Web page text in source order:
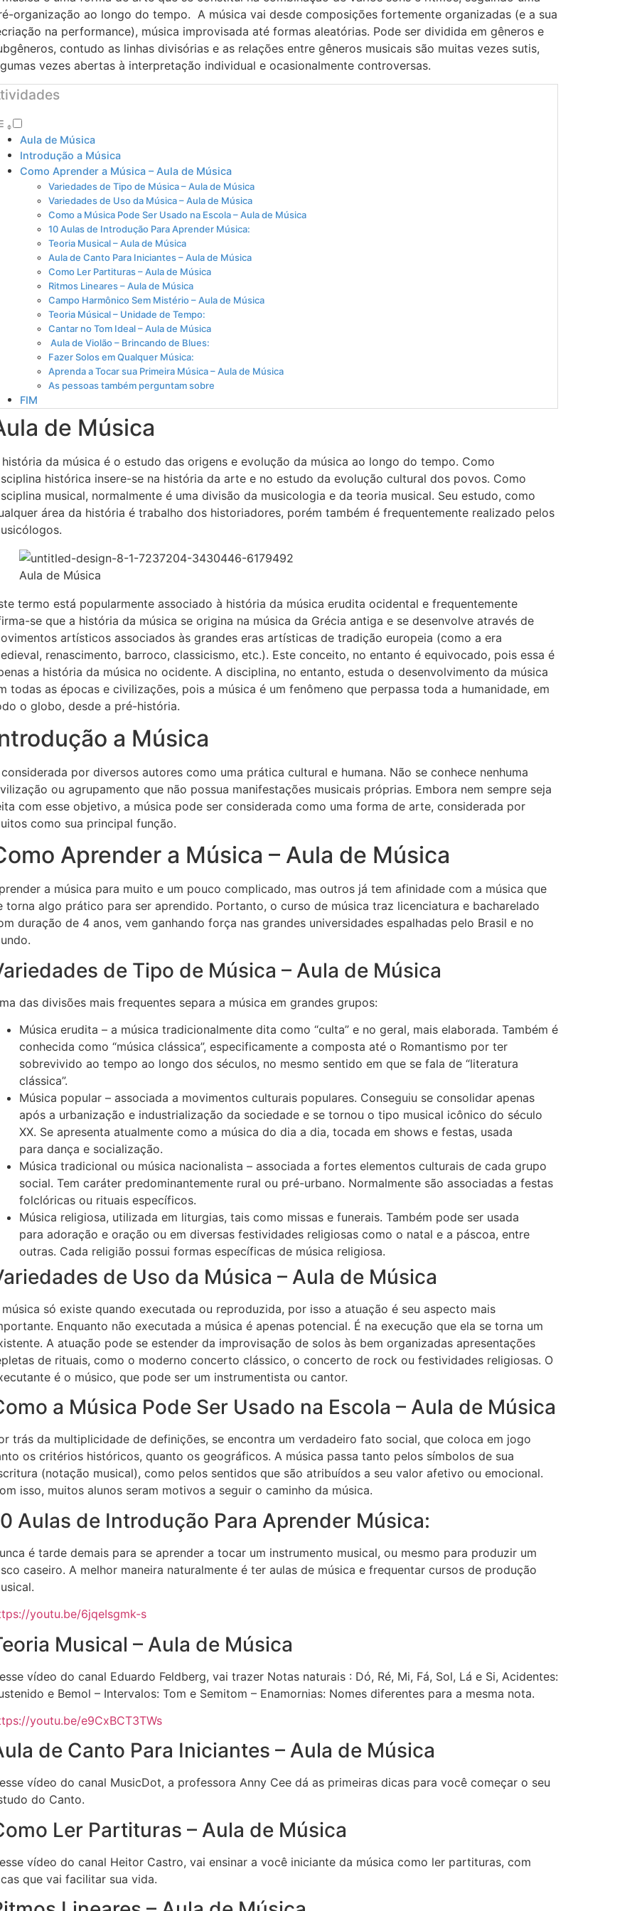
organização ao longo do tempo. A música vai desde composições fortemente organizadas (e a sua
na performance), música improvisada até formas aleatórias. Pode ser dividida em gêneros e
contudo as linhas divisórias e as relações entre gêneros musicais são muitas vezes sutis,
vezes abertas à interpretação individual e ocasionalmente controversas.
Aula de Música
Introdução a Música
Como Aprender a Música – Aula de Música
Variedades de Tipo de Música – Aula de Música
Variedades de Uso da Música – Aula de Música
Como a Música Pode Ser Usado na Escola – Aula de Música
10 Aulas de Introdução Para Aprender Música:
Teoria Musical – Aula de Música
Aula de Canto Para Iniciantes – Aula de Música
Como Ler Partituras – Aula de Música
Ritmos Lineares – Aula de Música
Campo Harmônico Sem Mistério – Aula de Música
Teoria Músical – Unidade de Tempo:
Cantar no Tom Ideal – Aula de Música
Aula de Violão – Brincando de Blues:
Fazer Solos em Qualquer Música:
Aprenda a Tocar sua Primeira Música – Aula de Música
As pessoas também perguntam sobre
FIM
de Música
da música é o estudo das origens e evolução da música ao longo do tempo. Como
histórica insere-se na história da arte e no estudo da evolução cultural dos povos. Como
musical, normalmente é uma divisão da musicologia e da teoria musical. Seu estudo, como
área da história é trabalho dos historiadores, porém também é frequentemente realizado pelos
Aula de Música
termo está popularmente associado à história da música erudita ocidental e frequentemente
se que a história da música se origina na música da Grécia antiga e se desenvolve através de
artísticos associados às grandes eras artísticas de tradição europeia (como a era
renascimento, barroco, classicismo, etc.). Este conceito, no entanto é equivocado, pois essa é
a história da música no ocidente. A disciplina, no entanto, estuda o desenvolvimento da música
todas as épocas e civilizações, pois a música é um fenômeno que perpassa toda a humanidade, em
o globo, desde a pré-história.
a Música
por diversos autores como uma prática cultural e humana. Não se conhece nenhuma
ou agrupamento que não possua manifestações musicais próprias. Embora nem sempre seja
com esse objetivo, a música pode ser considerada como uma forma de arte, considerada por
como sua principal função.
Aprender a Música – Aula de Música
a música para muito e um pouco complicado, mas outros já tem afinidade com a música que
torna algo prático para ser aprendido. Portanto, o curso de música traz licenciatura e bacharelado
duração de 4 anos, vem ganhando força nas grandes universidades espalhadas pelo Brasil e no
de Tipo de Música – Aula de Música
das divisões mais frequentes separa a música em grandes grupos:
Música erudita – a música tradicionalmente dita como “culta” e no geral, mais elaborada. Também é
conhecida como “música clássica”, especificamente a composta até o Romantismo por ter
sobrevivido ao tempo ao longo dos séculos, no mesmo sentido em que se fala de “literatura
clássica”.
Música popular – associada a movimentos culturais populares. Conseguiu se consolidar apenas
após a urbanização e industrialização da sociedade e se tornou o tipo musical icônico do século
XX. Se apresenta atualmente como a música do dia a dia, tocada em shows e festas, usada
para dança e socialização.
Música tradicional ou música nacionalista – associada a fortes elementos culturais de cada grupo
social. Tem caráter predominantemente rural ou pré-urbano. Normalmente são associadas a festas
folclóricas ou rituais específicos.
Música religiosa, utilizada em liturgias, tais como missas e funerais. Também pode ser usada
para adoração e oração ou em diversas festividades religiosas como o natal e a páscoa, entre
outras. Cada religião possui formas específicas de música religiosa.
de Uso da Música – Aula de Música
só existe quando executada ou reproduzida, por isso a atuação é seu aspecto mais
Enquanto não executada a música é apenas potencial. É na execução que ela se torna um
A atuação pode se estender da improvisação de solos às bem organizadas apresentações
de rituais, como o moderno concerto clássico, o concerto de rock ou festividades religiosas. O
é o músico, que pode ser um instrumentista ou cantor.
a Música Pode Ser Usado na Escola – Aula de Música
trás da multiplicidade de definições, se encontra um verdadeiro fato social, que coloca em jogo
os critérios históricos, quanto os geográficos. A música passa tanto pelos símbolos de sua
(notação musical), como pelos sentidos que são atribuídos a seu valor afetivo ou emocional.
isso, muitos alunos seram motivos a seguir o caminho da música.
Aulas de Introdução Para Aprender Música:
é tarde demais para se aprender a tocar um instrumento musical, ou mesmo para produzir um
caseiro. A melhor maneira naturalmente é ter aulas de música e frequentar cursos de produção
youtu.be/6jqeIsgmk-s
Musical – Aula de Música
vídeo do canal Eduardo Feldberg, vai trazer Notas naturais : Dó, Ré, Mi, Fá, Sol, Lá e Si, Acidentes:
e Bemol – Intervalos: Tom e Semitom – Enamornias: Nomes diferentes para a mesma nota.
youtu.be/e9CxBCT3TWs
de Canto Para Iniciantes – Aula de Música
vídeo do canal MusicDot, a professora Anny Cee dá as primeiras dicas para você começar o seu
do Canto.
Ler Partituras – Aula de Música
vídeo do canal Heitor Castro, vai ensinar a você iniciante da música como ler partituras, com
que vai facilitar sua vida.